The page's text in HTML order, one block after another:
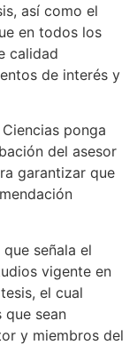
así como el
en todos los
calidad
de interés y
ponga
del asesor
garantizar que
señala el
vigente en
el cual
que sean
y miembros del